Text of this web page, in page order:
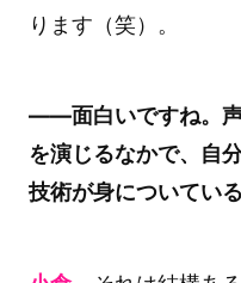
ります（笑）。
――面白いですね。
を演じるなかで、自
技術が身についてい